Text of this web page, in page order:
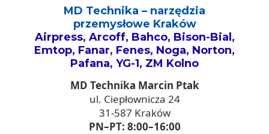
MD Technika – narzędzia
przemysłowe Kraków
Airpress, Arcoff, Bahco, Bison-Bial,
Emtop, Fanar, Fenes, Noga, Norton,
Pafana, YG-1, ZM Kolno
MD Technika Marcin Ptak
ul. Ciepłownicza 24
31-587 Kraków
PN–PT: 8:00–16:00